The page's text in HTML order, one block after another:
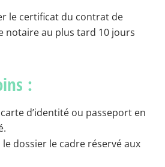
le certificat du contrat de
notaire au plus tard 10 jours
:
d’identité ou passeport en
dossier le cadre réservé aux